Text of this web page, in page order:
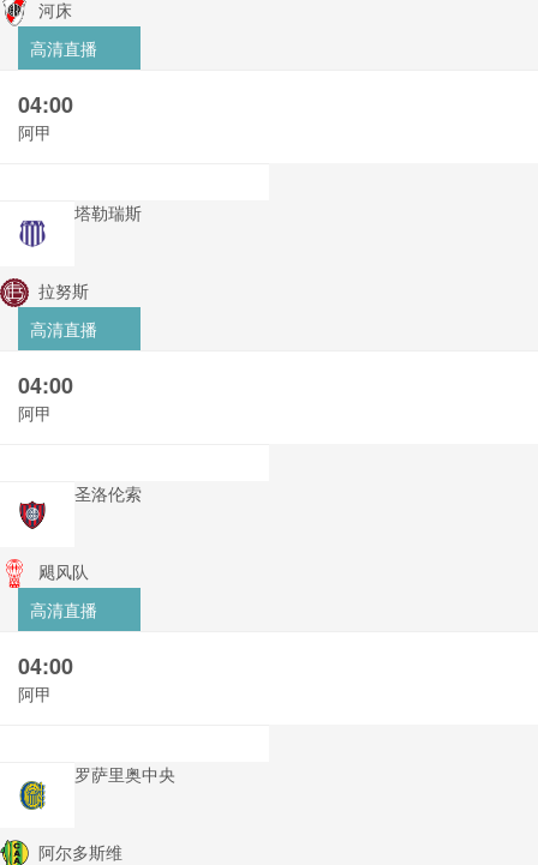
河床
高清直播
04:00
阿甲
塔勒瑞斯
拉努斯
高清直播
04:00
阿甲
圣洛伦索
飓风队
高清直播
04:00
阿甲
罗萨里奥中央
阿尔多斯维